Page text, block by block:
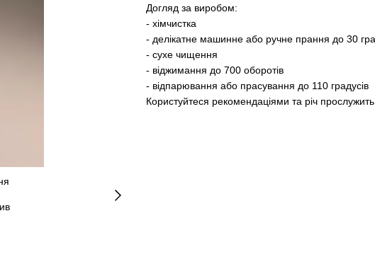
Догляд за виробом:
- хімчистка
- делікатне машинне або ручне прання до 30
- сухе чищення
- віджимання до 700 оборотів
- відпарювання або прасування до 110 градусів
Користуйтеся рекомендаціями та річ